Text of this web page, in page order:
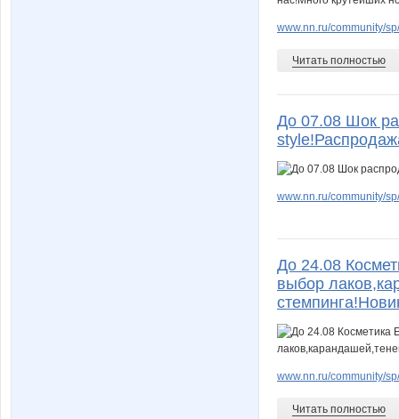
www.nn.ru/community/
Читать полностью
До 07.08 Шок
www.nn.ru/community/
До 24.08
выбор
www.nn.ru/community/
Читать полностью